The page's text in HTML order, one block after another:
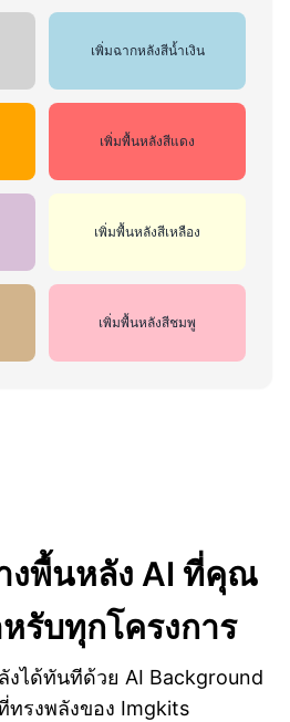
เพิ่มฉากหลังสีน้ำเงิน
เพิ่มพื้นหลังสีแดง
เพิ่มพื้นหลังสีเหลือง
เพิ่มพื้นหลังสีชมพู
งพื้นหลัง AI ที่คุณ
รับทุกโครงการ
งได้ทันทีด้วย AI Background
ทรงพลังของ Imgkits